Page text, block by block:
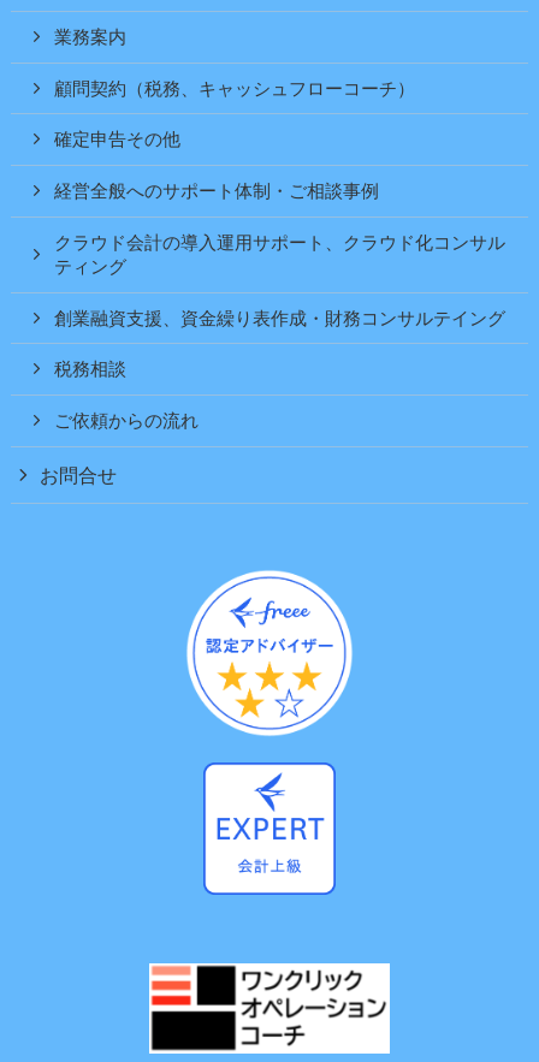
業務案内
顧問契約（税務、キャッシュフローコーチ）
確定申告その他
経営全般へのサポート体制・ご相談事例
クラウド会計の導入運用サポート、クラウド化コンサル
ティング
創業融資支援、資金繰り表作成・財務コンサルテイング
税務相談
ご依頼からの流れ
お問合せ